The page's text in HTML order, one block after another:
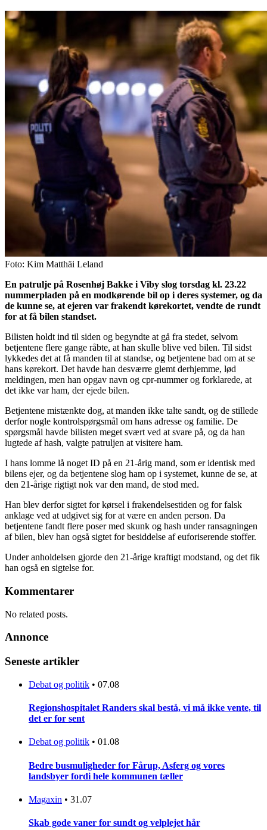
Foto: Kim Matthäi Leland
En patrulje på Rosenhøj Bakke i Viby slog torsdag kl. 23.22
nummerpladen på en modkørende bil op i deres systemer, og da
de kunne se, at ejeren var frakendt kørekortet, vendte de rundt
for at få bilen standset.
Bilisten holdt ind til siden og begyndte at gå fra stedet, selvom
betjentene flere gange råbte, at han skulle blive ved bilen. Til sidst
lykkedes det at få manden til at standse, og betjentene bad om at se
hans kørekort. Det havde han desværre glemt derhjemme, lød
meldingen, men han opgav navn og cpr-nummer og forklarede, at
det ikke var ham, der ejede bilen.
Betjentene mistænkte dog, at manden ikke talte sandt, og de stillede
derfor nogle kontrolspørgsmål om hans adresse og familie. De
spørgsmål havde bilisten meget svært ved at svare på, og da han
lugtede af hash, valgte patruljen at visitere ham.
I hans lomme lå noget ID på en 21-årig mand, som er identisk med
bilens ejer, og da betjentene slog ham op i systemet, kunne de se, at
den 21-årige rigtigt nok var den mand, de stod med.
Han blev derfor sigtet for kørsel i frakendelsestiden og for falsk
anklage ved at udgivet sig for at være en anden person. Da
betjentene fandt flere poser med skunk og hash under ransagningen
af bilen, blev han også sigtet for besiddelse af euforiserende stoffer.
Under anholdelsen gjorde den 21-årige kraftigt modstand, og det fik
han også en sigtelse for.
Kommentarer
No related posts.
Annonce
Seneste artikler
Debat og politik • 07.08
Regionshospitalet Randers skal bestå, vi må ikke vente, til
det er for sent
Debat og politik • 01.08
Bedre busmuligheder for Fårup, Asferg og vores
landsbyer fordi hele kommunen tæller
Magaxin • 31.07
Skab gode vaner for sundt og velplejet hår